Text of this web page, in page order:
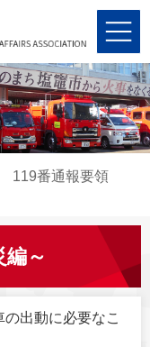
119番通報要領
編～
出動に必要なこ